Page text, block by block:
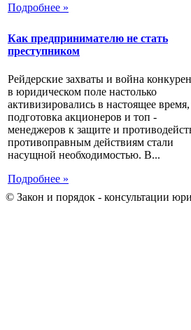
Подробнее »
Как предпринимателю не стать
преступником
Рейдерские захваты и война
в юридическом поле настолько
активизировались в настоящее
подготовка акционеров и топ -
менеджеров к защите и
противоправным действиям стали
насущной необходимостью. В...
Подробнее »
© Закон и порядок - консультации